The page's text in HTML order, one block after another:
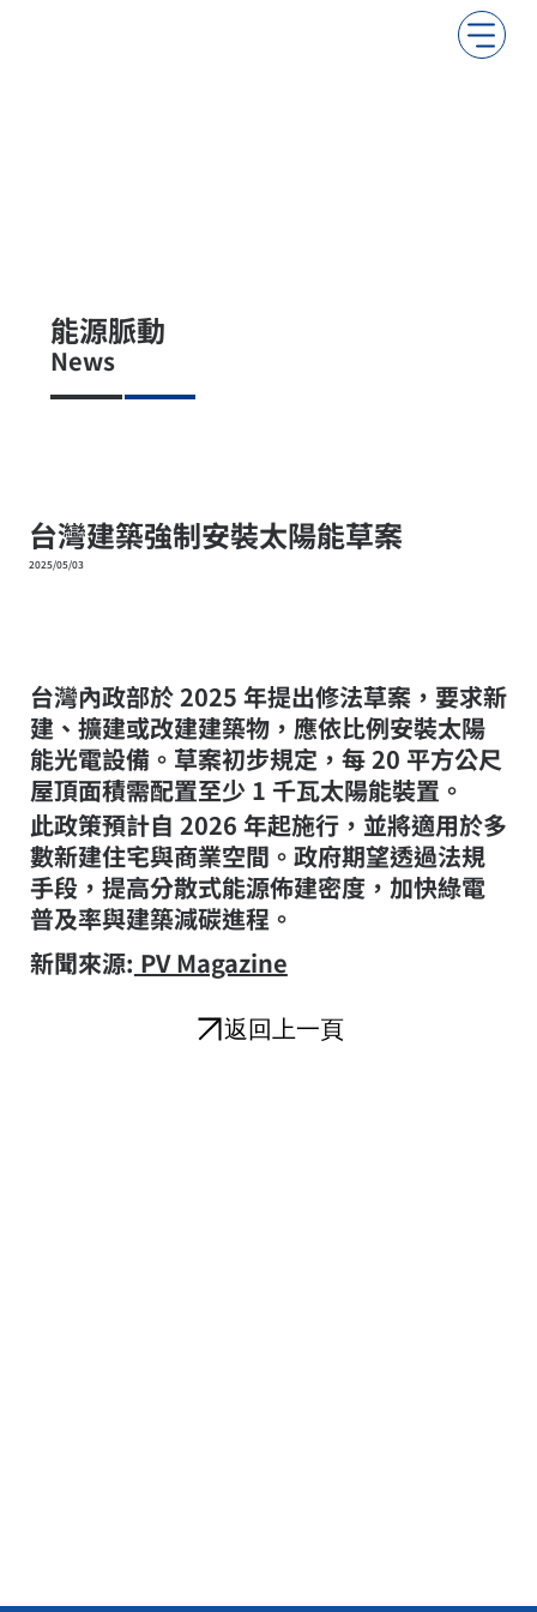
能源脈動
News
台灣建築強制安裝太陽能草案
2025/05/03
台灣內政部於 2025 年提出修法草案，要求新
建、擴建或改建建築物，應依比例安裝太陽
能光電設備。草案初步規定，每 20 平方公尺
屋頂面積需配置至少 1 千瓦太陽能裝置。
此政策預計自 2026 年起施行，並將適用於多
數新建住宅與商業空間。政府期望透過法規
手段，提高分散式能源佈建密度，加快綠電
普及率與建築減碳進程。
​新聞來源: PV Magazine
返回上一頁